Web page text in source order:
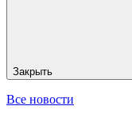
Закрыть
Все новости